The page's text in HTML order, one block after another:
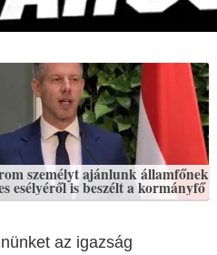
személyt ajánlunk államfőnek
esélyéről is beszélt a kormányfő
az igazság